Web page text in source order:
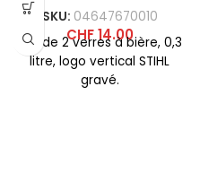
SKU: 04647670010
CHF14.00
Set de 2 verres à bière, 0,3
litre, logo vertical STIHL
gravé.